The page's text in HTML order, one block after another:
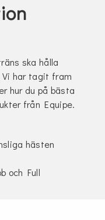
ska hålla
har tagit fram
hur du på bästa
från Equipe.
hästen
och Full